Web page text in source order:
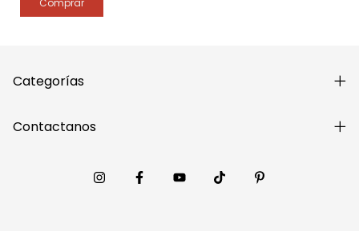
Categorías
Contactanos